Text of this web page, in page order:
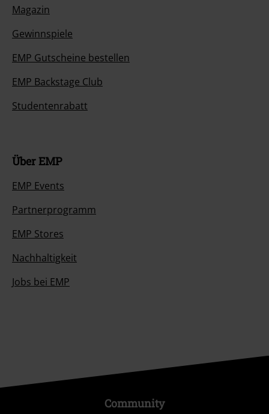
Magazin
Gewinnspiele
EMP Gutscheine bestellen
EMP Backstage Club
Studentenrabatt
Über EMP
EMP Events
Partnerprogramm
EMP Stores
Nachhaltigkeit
Jobs bei EMP
Community